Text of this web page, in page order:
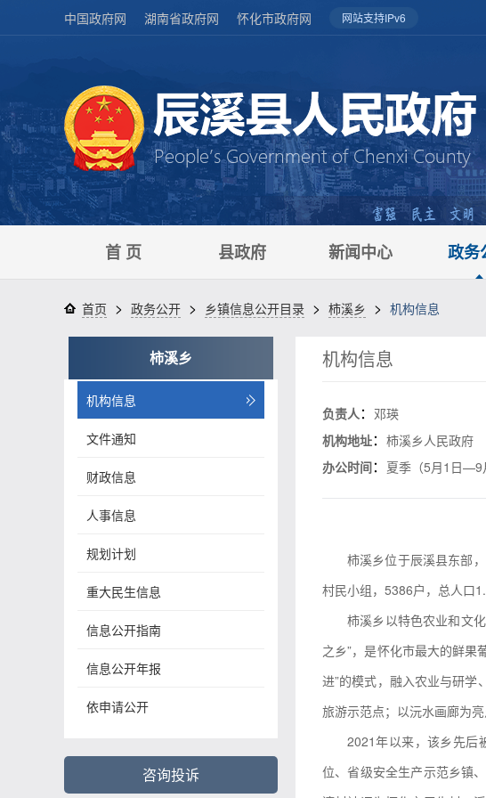
中国政府网 湖南省政府网 怀化市政府网 网站支持IPv6
首 页 县政府 新闻中心 政务
首页 > 政务公开 > 乡镇信息公开目录 > 柿溪乡 > 机构信息
柿溪乡
机构信息
文件通知
财政信息
人事信息
规划计划
重大民生信息
信息公开指南
信息公开年报
依申请公开
咨询投诉
机构信息
负责人： 邓瑛
机构地址：柿溪乡人民政府
办公时间： 夏季（5月1日
柿溪乡位于辰溪县东部
村民小组，5386户，总人口
柿溪乡以特色农业和文
之乡”，是怀化市最大的鲜果
进”的模式，融入农业与研
旅游示范点；以沅水画廊为
2021年以来，该乡先后
位、省级安全生产示范乡镇